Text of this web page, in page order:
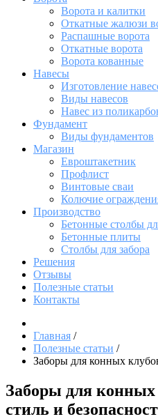
Ворота и калитки
Откатные жалюзи
Распашные ворота
Откатные ворота
Ворота кованные
Навесы
Изготовление
Виды навесов
Навес из
Фундамент
Виды фундаментов
Магазин
Евроштакетник
Профлист
Винтовые сваи
Колючие
Производство
Бетонные столбы
Бетонные плиты
Столбы для забора
Решения
Отзывы
Полезные статьи
Контакты
Главная /
Полезные статьи /
Заборы для конных
Заборы для
стиль и